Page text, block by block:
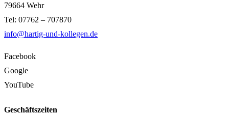
79664 Wehr
Tel: 07762 – 707870
info@hartig-und-kollegen.de
Facebook
Google
YouTube
Geschäftszeiten